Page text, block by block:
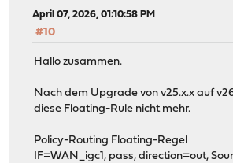
April 07, 2026, 01:10:58 PM
#10
Hallo zusammen.
Nach dem Upgrade von v25.x.x auf
diese Floating-Rule nicht mehr.
Policy-Routing Floating-Regel
IF=WAN_igc1, pass, direction=out,